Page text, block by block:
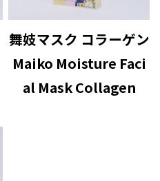
舞妓マスク コラーゲン
Maiko Moisture Faci
al Mask Collagen